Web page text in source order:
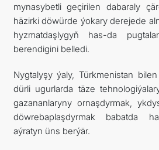
mynasybetli geçirilen dabaraly
häzirki döwürde ýokary derejede
hyzmatdaşlygyň has-da
berendigini belledi.
Nygtalyşy ýaly, Türkmenistan
dürli ugurlarda täze
gazananlaryny ornaşdyrmak,
döwrebaplaşdyrmak babatda
aýratyn üns berýär.